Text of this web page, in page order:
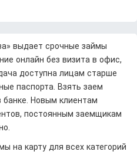
выдает срочные займы
онлайн без визита в офис,
доступна лицам старше
паспорта. Взять заем
банке. Новым клиентам
постоянным заемщикам
на карту для всех категорий